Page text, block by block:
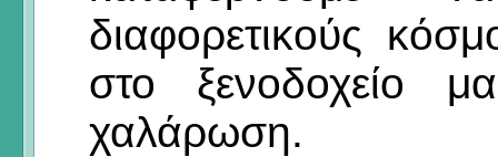
διαφορετικούς
στο ξενοδοχείο
χαλάρωση.